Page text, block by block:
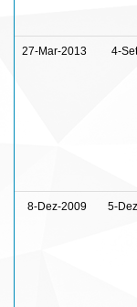
27-Mar-2013 4-
8-Dez-2009 5-